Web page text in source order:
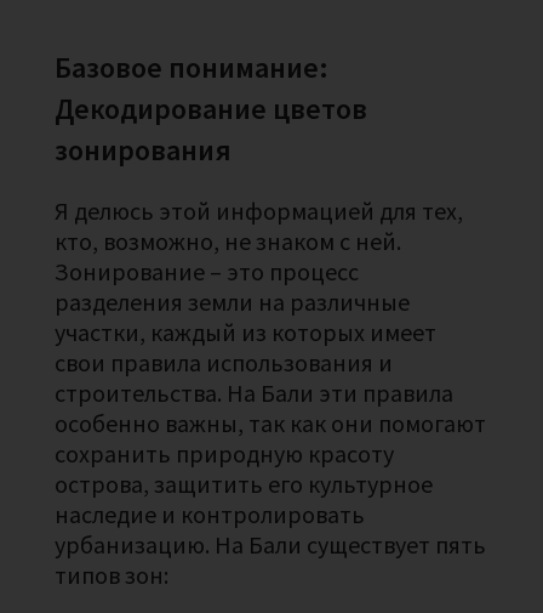
Базовое понимание:
Декодирование цветов
зонирования
Я делюсь этой информацией для тех,
кто, возможно, не знаком с ней.
Зонирование – это процесс
разделения земли на различные
участки, каждый из которых имеет
свои правила использования и
строительства. На Бали эти правила
особенно важны, так как они помогают
сохранить природную красоту
острова, защитить его культурное
наследие и контролировать
урбанизацию. На Бали существует пять
типов зон: